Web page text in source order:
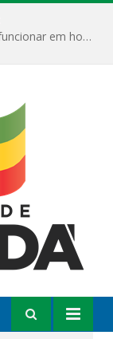
ESF Alto Paraíso é reinaugurada e passa a funcionar em horário estendido